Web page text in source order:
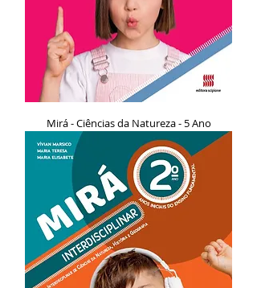
Mirá - Ciências da Natureza - 5 Ano